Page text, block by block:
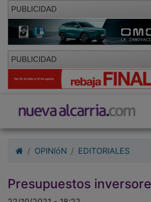
PUBLICIDAD
PUBLICIDAD
Presupuestos inversores
22/10/2021 - 18:22